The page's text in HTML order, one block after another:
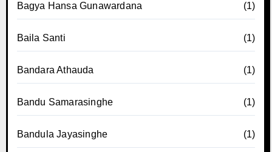
Bagya Hansa Gunawardana (1)
Baila Santi (1)
Bandara Athauda (1)
Bandu Samarasinghe (1)
Bandula Jayasinghe (1)